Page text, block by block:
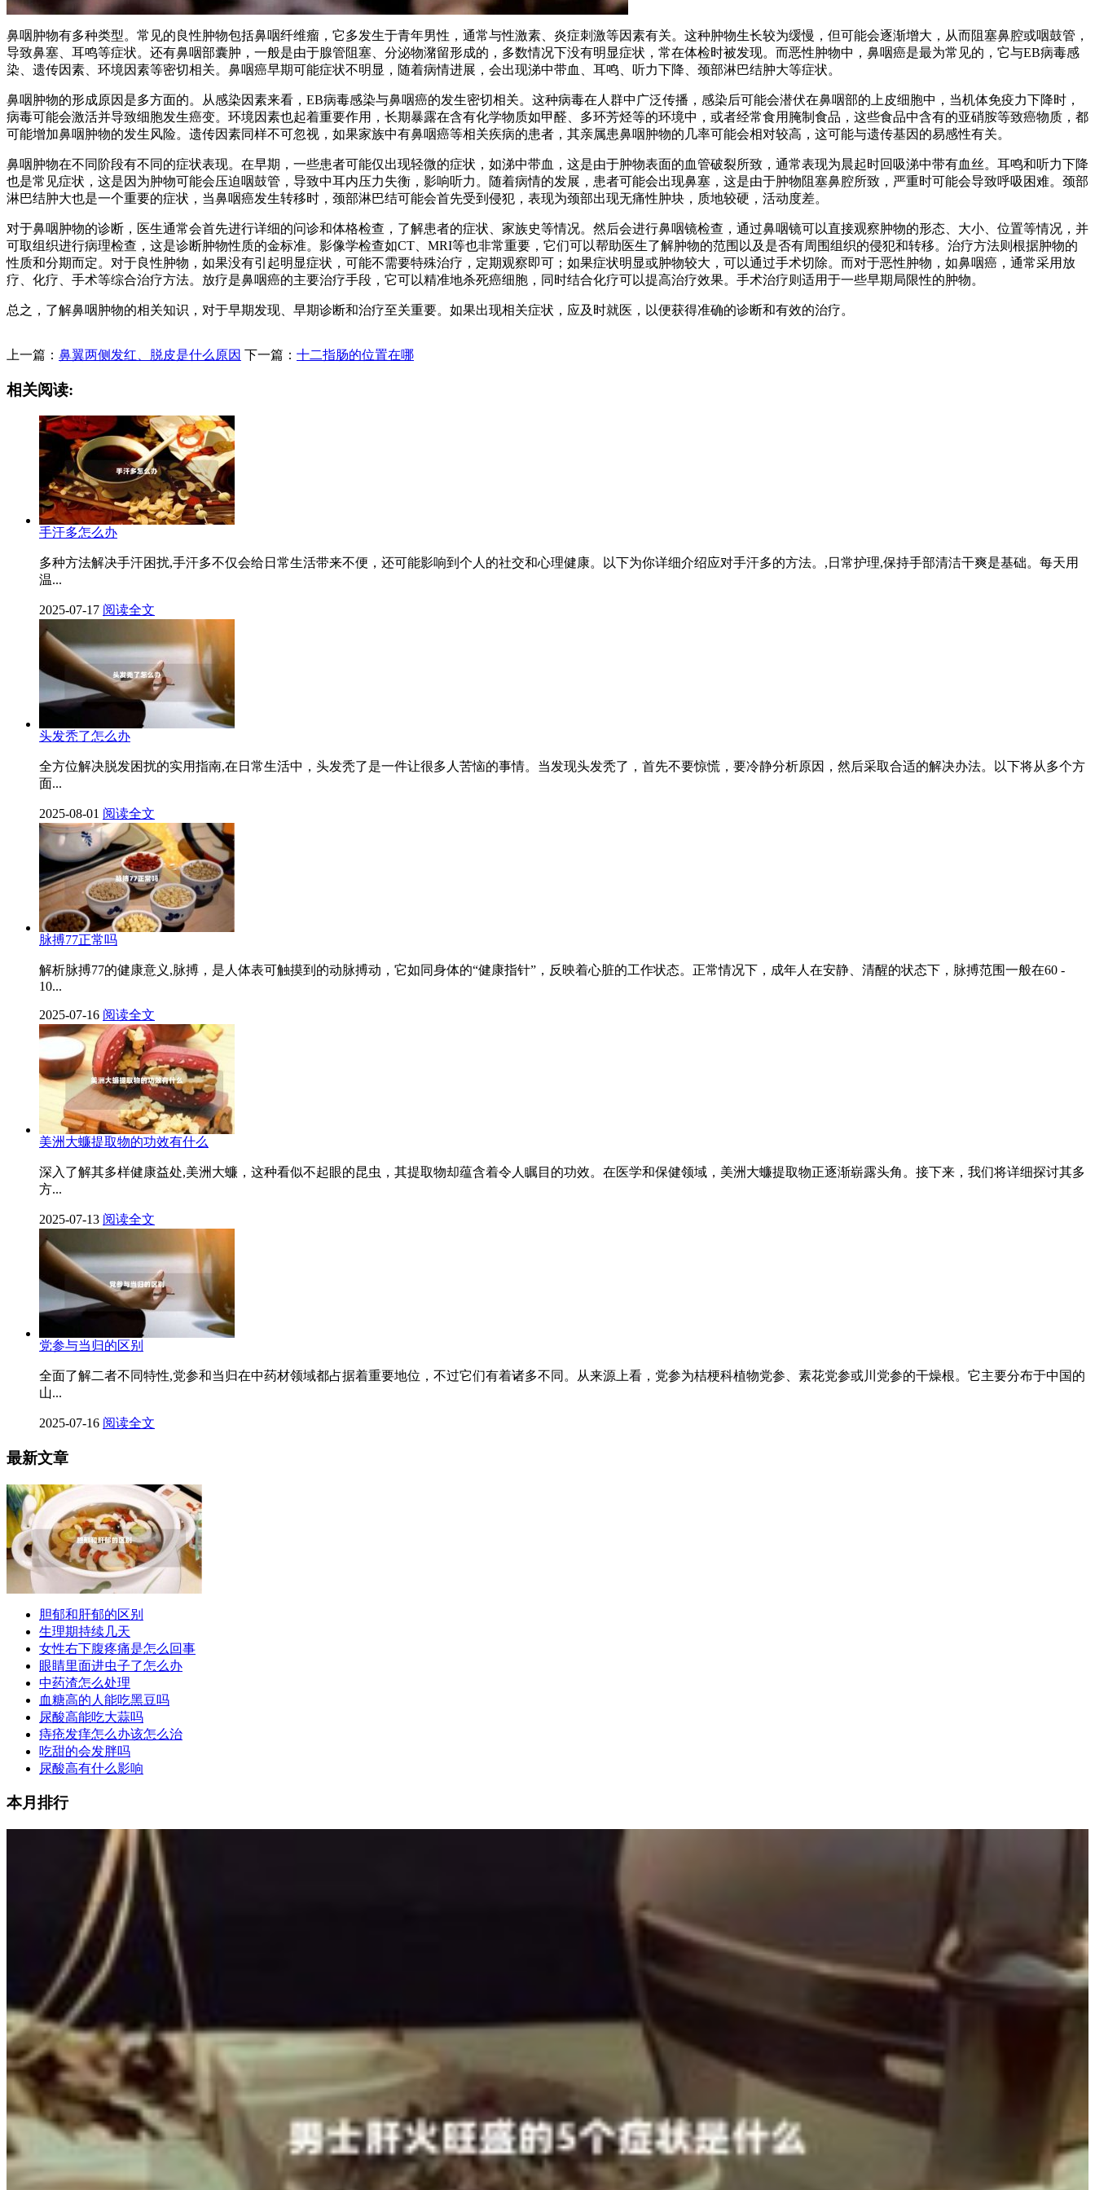
鼻咽肿物有多种类型。常见的良性肿物包括鼻咽纤维瘤，它多发生于青年男性，通常与性激素、炎症刺激等因素有关。这种肿物生长较为缓慢，但可能会逐渐增大，从而阻塞鼻腔或咽鼓管，
导致鼻塞、耳鸣等症状。还有鼻咽部囊肿，一般是由于腺管阻塞、分泌物潴留形成的，多数情况下没有明显症状，常在体检时被发现。而恶性肿物中，鼻咽癌是最为常见的，它与EB病毒感
染、遗传因素、环境因素等密切相关。鼻咽癌早期可能症状不明显，随着病情进展，会出现涕中带血、耳鸣、听力下降、颈部淋巴结肿大等症状。
鼻咽肿物的形成原因是多方面的。从感染因素来看，EB病毒感染与鼻咽癌的发生密切相关。这种病毒在人群中广泛传播，感染后可能会潜伏在鼻咽部的上皮细胞中，当机体免疫力下降时，
病毒可能会激活并导致细胞发生癌变。环境因素也起着重要作用，长期暴露在含有化学物质如甲醛、多环芳烃等的环境中，或者经常食用腌制食品，这些食品中含有的亚硝胺等致癌物质，都
可能增加鼻咽肿物的发生风险。遗传因素同样不可忽视，如果家族中有鼻咽癌等相关疾病的患者，其亲属患鼻咽肿物的几率可能会相对较高，这可能与遗传基因的易感性有关。
鼻咽肿物在不同阶段有不同的症状表现。在早期，一些患者可能仅出现轻微的症状，如涕中带血，这是由于肿物表面的血管破裂所致，通常表现为晨起时回吸涕中带有血丝。耳鸣和听力下降
也是常见症状，这是因为肿物可能会压迫咽鼓管，导致中耳内压力失衡，影响听力。随着病情的发展，患者可能会出现鼻塞，这是由于肿物阻塞鼻腔所致，严重时可能会导致呼吸困难。颈部
淋巴结肿大也是一个重要的症状，当鼻咽癌发生转移时，颈部淋巴结可能会首先受到侵犯，表现为颈部出现无痛性肿块，质地较硬，活动度差。
对于鼻咽肿物的诊断，医生通常会首先进行详细的问诊和体格检查，了解患者的症状、家族史等情况。然后会进行鼻咽镜检查，通过鼻咽镜可以直接观察肿物的形态、大小、位置等情况，并
可取组织进行病理检查，这是诊断肿物性质的金标准。影像学检查如CT、MRI等也非常重要，它们可以帮助医生了解肿物的范围以及是否有周围组织的侵犯和转移。治疗方法则根据肿物的
性质和分期而定。对于良性肿物，如果没有引起明显症状，可能不需要特殊治疗，定期观察即可；如果症状明显或肿物较大，可以通过手术切除。而对于恶性肿物，如鼻咽癌，通常采用放
疗、化疗、手术等综合治疗方法。放疗是鼻咽癌的主要治疗手段，它可以精准地杀死癌细胞，同时结合化疗可以提高治疗效果。手术治疗则适用于一些早期局限性的肿物。
总之，了解鼻咽肿物的相关知识，对于早期发现、早期诊断和治疗至关重要。如果出现相关症状，应及时就医，以便获得准确的诊断和有效的治疗。
上一篇： 鼻翼两侧发红、脱皮是什么原因 下一篇： 十二指肠的位置在哪
相关阅读:
手汗多怎么办
多种方法解决手汗困扰,手汗多不仅会给日常生活带来不便，还可能影响到个人的社交和心理健康。以下为你详细介绍应对手汗多的方法。,日常护理,保持手部清洁干爽是基础。每天用
温...
2025-07-17 阅读全文
头发秃了怎么办
全方位解决脱发困扰的实用指南,在日常生活中，头发秃了是一件让很多人苦恼的事情。当发现头发秃了，首先不要惊慌，要冷静分析原因，然后采取合适的解决办法。以下将从多个方
面...
2025-08-01 阅读全文
脉搏77正常吗
解析脉搏77的健康意义,脉搏，是人体表可触摸到的动脉搏动，它如同身体的“健康指针”，反映着心脏的工作状态。正常情况下，成年人在安静、清醒的状态下，脉搏范围一般在60 -
10...
2025-07-16 阅读全文
美洲大蠊提取物的功效有什么
深入了解其多样健康益处,美洲大蠊，这种看似不起眼的昆虫，其提取物却蕴含着令人瞩目的功效。在医学和保健领域，美洲大蠊提取物正逐渐崭露头角。接下来，我们将详细探讨其多
方...
2025-07-13 阅读全文
党参与当归的区别
全面了解二者不同特性,党参和当归在中药材领域都占据着重要地位，不过它们有着诸多不同。从来源上看，党参为桔梗科植物党参、素花党参或川党参的干燥根。它主要分布于中国的
山...
2025-07-16 阅读全文
最新文章
胆郁和肝郁的区别
生理期持续几天
女性右下腹疼痛是怎么回事
眼睛里面进虫子了怎么办
中药渣怎么处理
血糖高的人能吃黑豆吗
尿酸高能吃大蒜吗
痔疮发痒怎么办该怎么治
吃甜的会发胖吗
尿酸高有什么影响
本月排行